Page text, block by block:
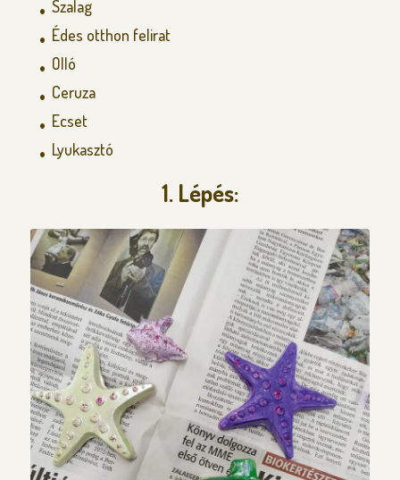
Szalag
Édes otthon felirat
Olló
Ceruza
Ecset
Lyukasztó
1. Lépés: